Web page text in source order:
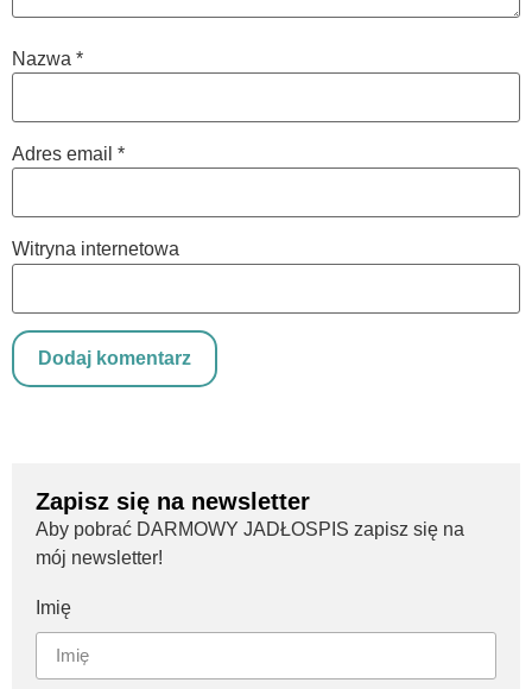
Nazwa *
Adres email *
Witryna internetowa
Zapisz się na newsletter
Aby pobrać DARMOWY JADŁOSPIS zapisz się na
mój newsletter!
Imię